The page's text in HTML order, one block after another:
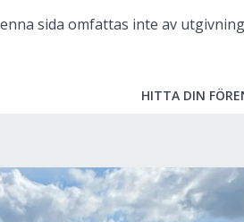
sida omfattas inte av
HITTA DIN